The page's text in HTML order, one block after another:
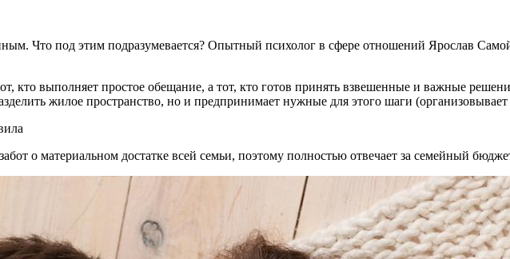
Что под этим подразумевается? Опытный психолог в сфере отношений Ярослав
кто выполняет простое обещание, а тот, кто готов принять взвешенные и важные
жилое пространство, но и предпринимает нужные для этого шаги
о материальном достатке всей семьи, поэтому полностью отвечает за семейный